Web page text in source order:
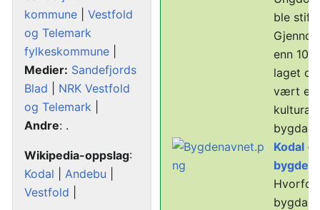
kommune
Vestfold
og Telemark
fylkeskommune
Medier: Sandefjords
Blad
NRK Vestfold
og Telemark
Andre: .
Wikipedia-oppslag:
Kodal
Andebu
Vestfold
ble
enn 100
laget
vært en
bygda.
Kodal -
Hvorfor
bygda